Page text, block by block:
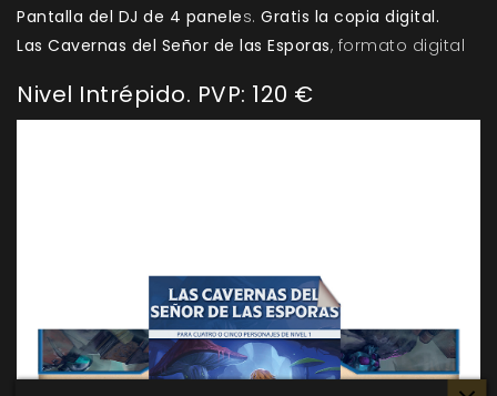
Pantalla del DJ de 4 paneles. Gratis la copia digital.
Las Cavernas del Señor de las Esporas, formato digital
Nivel Intrépido. PVP: 120 €